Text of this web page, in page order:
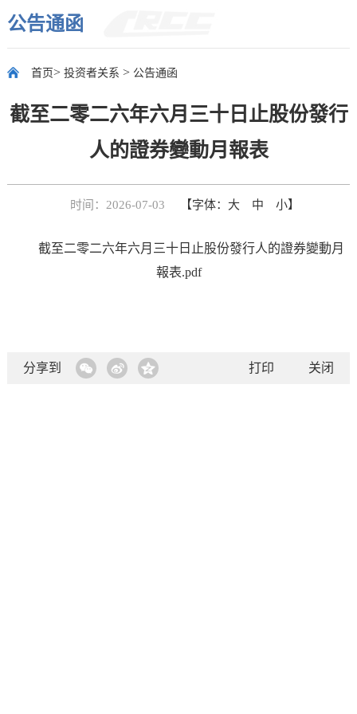
公告通函
首页> 投资者关系 > 公告通函
截至二零二六年六月三十日止股份發行
人的證券變動月報表
时间：2026-07-03 【字体： 大 中 小】
截至二零二六年六月三十日止股份發行人的證券變動月
報表.pdf
分享到 关闭
打印